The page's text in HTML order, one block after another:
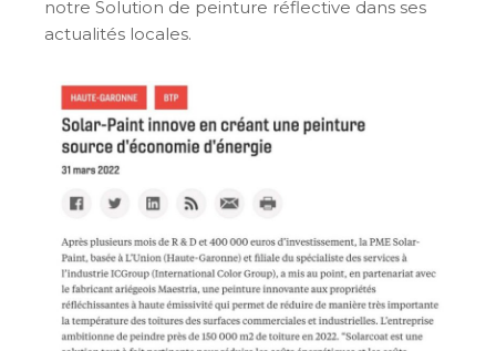
notre Solution de peinture réflective dans ses
actualités locales.